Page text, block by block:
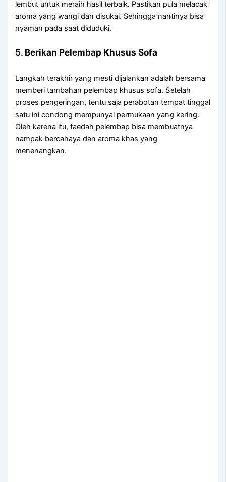
lembut untuk meraih hasil terbaik. Pastikan pula melacak
aroma yang wangi dan disukai. Sehingga nantinya bisa
nyaman pada saat diduduki.
5. Berikan Pelembap Khusus Sofa
Langkah terakhir yang mesti dijalankan adalah bersama
memberi tambahan pelembap khusus sofa. Setelah
proses pengeringan, tentu saja perabotan tempat tinggal
satu ini condong mempunyai permukaan yang kering.
Oleh karena itu, faedah pelembap bisa membuatnya
nampak bercahaya dan aroma khas yang
menenangkan.